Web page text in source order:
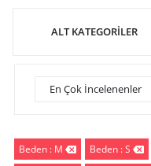
ALT KATEGORİLER
En Çok İncelenenler
Beden : M Beden : S